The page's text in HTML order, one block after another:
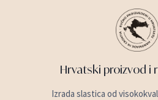
Hrvatski proizvod i
Izrada slastica od